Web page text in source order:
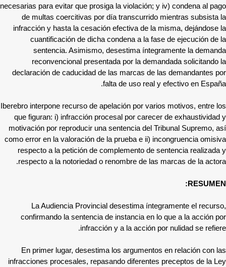
necesarias para evitar que prosiga la violación; y iv) condena al pago
de multas coercitivas por día transcurrido mientras subsista la
infracción y hasta la cesación efectiva de la misma, dejándose la
cuantificación de dicha condena a la fase de ejecución de la
sentencia. Asimismo, desestima íntegramente la demanda
reconvencional presentada por la demandada solicitando la
declaración de caducidad de las marcas de las demandantes por
falta de uso real y efectivo en España.
Iberebro interpone recurso de apelación por varios motivos, entre los
que figuran: i) infracción procesal por carecer de exhaustividad y
motivación por reproducir una sentencia del Tribunal Supremo, así
como error en la valoración de la prueba e ii) incongruencia omisiva
respecto a la petición de complemento de sentencia realizada y
respecto a la notoriedad o renombre de las marcas de la actora.
RESUMEN:
La Audiencia Provincial desestima íntegramente el recurso,
confirmando la sentencia de instancia en lo que a la acción por
infracción y a la acción por nulidad se refiere.
En primer lugar, desestima los argumentos en relación con las
infracciones procesales, repasando diferentes preceptos de la Ley